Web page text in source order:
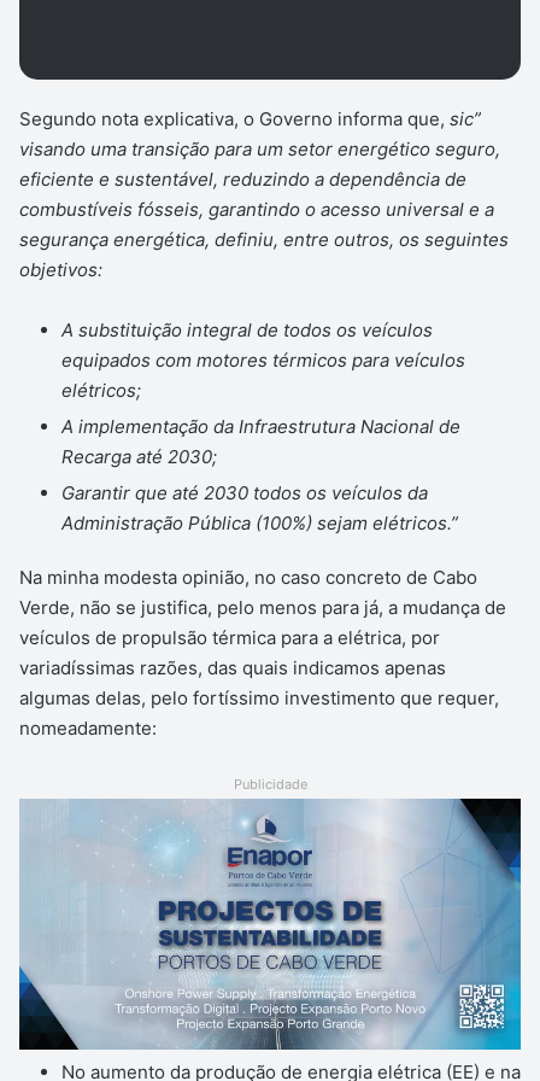
Segundo nota explicativa, o Governo informa que, sic”
visando uma transição para um setor energético seguro,
eficiente e sustentável, reduzindo a dependência de
combustíveis fósseis, garantindo o acesso universal e a
segurança energética, definiu, entre outros, os seguintes
objetivos:
A substituição integral de todos os veículos
equipados com motores térmicos para veículos
elétricos;
A implementação da Infraestrutura Nacional de
Recarga até 2030;
Garantir que até 2030 todos os veículos da
Administração Pública (100%) sejam elétricos.”
Na minha modesta opinião, no caso concreto de Cabo
Verde, não se justifica, pelo menos para já, a mudança de
veículos de propulsão térmica para a elétrica, por
variadíssimas razões, das quais indicamos apenas
algumas delas, pelo fortíssimo investimento que requer,
nomeadamente:
Publicidade
No aumento da produção de energia elétrica (EE) e na